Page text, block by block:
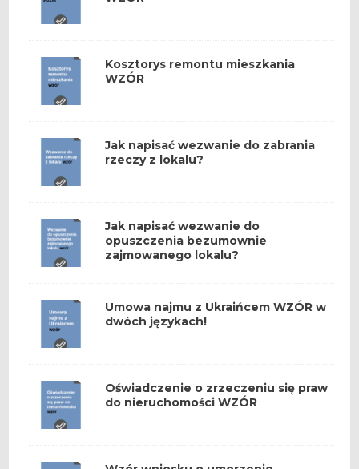
Kosztorys remontu mieszkania
WZÓR
Jak napisać wezwanie do zabrania
rzeczy z lokalu?
Jak napisać wezwanie do
opuszczenia bezumownie
zajmowanego lokalu?
Umowa najmu z Ukraińcem WZÓR w
dwóch językach!
Oświadczenie o zrzeczeniu się praw
do nieruchomości WZÓR